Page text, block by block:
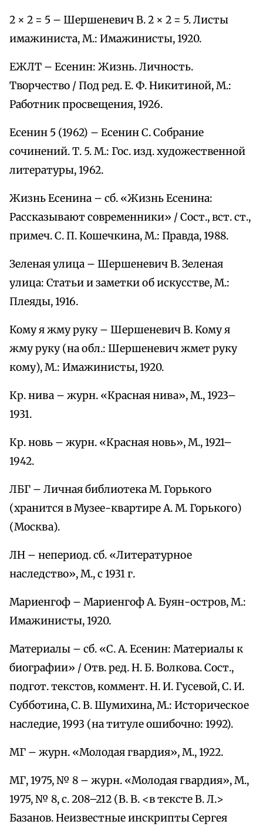
2 × 2 = 5 – Шершеневич В. 2 × 2 = 5. Листы
имажиниста, М.: Имажинисты, 1920.
ЕЖЛТ – Есенин: Жизнь. Личность.
Творчество / Под ред. Е. Ф. Никитиной, М.:
Работник просвещения, 1926.
Есенин 5 (1962) – Есенин С. Собрание
сочинений. Т. 5. М.: Гос. изд. художественной
литературы, 1962.
Жизнь Есенина – сб. «Жизнь Есенина:
Рассказывают современники» / Сост., вст. ст.,
примеч. С. П. Кошечкина, М.: Правда, 1988.
Зеленая улица – Шершеневич В. Зеленая
улица: Статьи и заметки об искусстве, М.:
Плеяды, 1916.
Кому я жму руку – Шершеневич В. Кому я
жму руку (на обл.: Шершеневич жмет руку
кому), М.: Имажинисты, 1920.
Кр. нива – журн. «Красная нива», М., 1923–
1931.
Кр. новь – журн. «Красная новь», М., 1921–
1942.
ЛБГ – Личная библиотека М. Горького
(хранится в Музее-квартире А. М. Горького)
(Москва).
ЛН – непериод. сб. «Литературное
наследство», М., с 1931 г.
Мариенгоф – Мариенгоф А. Буян-остров, М.:
Имажинисты, 1920.
Материалы – сб. «С. А. Есенин: Материалы к
биографии» / Отв. ред. Н. Б. Волкова. Сост.,
подгот. текстов, коммент. Н. И. Гусевой, С. И.
Субботина, С. В. Шумихина, М.: Историческое
наследие, 1993 (на титуле ошибочно: 1992).
МГ – журн. «Молодая гвардия», М., 1922.
МГ, 1975, № 8 – журн. «Молодая гвардия», М.,
1975, № 8, с. 208–212 (В. В. <в тексте В. Л.>
Базанов. Неизвестные инскрипты Сергея